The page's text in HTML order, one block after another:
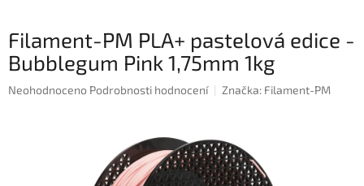
Filament-PM PLA+ pastelová edice -
Bubblegum Pink 1,75mm 1kg
Průměrné
Neohodnoceno Podrobnosti hodnocení Značka: Filament-PM